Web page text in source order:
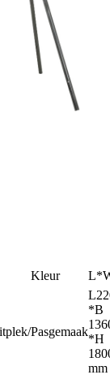
Kleur
Pasgemaak
*B
*H
mm